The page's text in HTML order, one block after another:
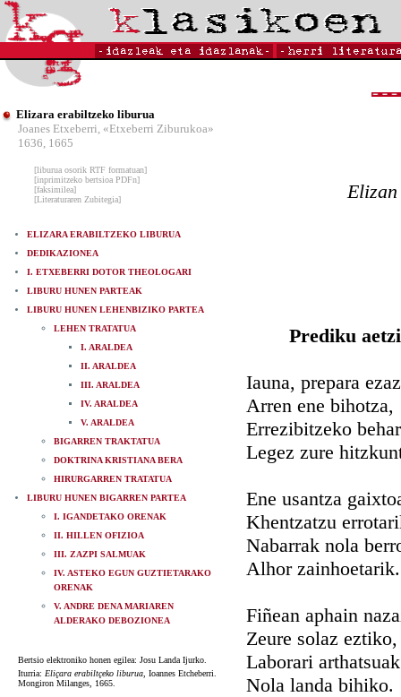
Elizara erabiltzeko liburua
Joanes Etxeberri, «Etxeberri Ziburukoa»
1636, 1665
[liburua osorik RTF formatuan]
[inprimitzeko bertsioa PDFn]
[faksimilea]
[Literaturaren Zubitegia]
ELIZARA ERABILTZEKO LIBURUA
DEDIKAZIONEA
I. ETXEBERRI DOTOR THEOLOGARI
LIBURU HUNEN PARTEAK
LIBURU HUNEN LEHENBIZIKO PARTEA
LEHEN TRATATUA
I. ARALDEA
II. ARALDEA
III. ARALDEA
IV. ARALDEA
V. ARALDEA
BIGARREN TRAKTATUA
DOKTRINA KRISTIANA BERA
HIRURGARREN TRATATUA
LIBURU HUNEN BIGARREN PARTEA
I. IGANDETAKO ORENAK
II. HILLEN OFIZIOA
III. ZAZPI SALMUAK
IV. ASTEKO EGUN GUZTIETARAKO
ORENAK
V. ANDRE DENA MARIAREN
ALDERAKO DEBOZIONEA
Bertsio elektroniko honen egilea: Josu Landa Ijurko.
Iturria: Eliçara erabiltçeko liburua , Ioannes Etcheberri.
Mongiron Milanges, 1665.
Elizan
Prediku
Iauna, prepara
Arren ene bihotza,
Errezibitzeko behar
Legez zure
Ene usantza
Khentzatzu
Nabarrak nola
Alhor zainhoetarik.
Fiñean aphain
Zeure solaz eztiko,
Laborari arthatsuak
Nola landa bihiko.